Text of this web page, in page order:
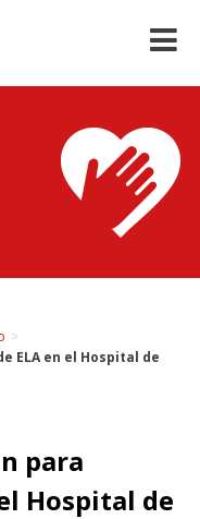
>
ELA en el Hospital de
para
Hospital de